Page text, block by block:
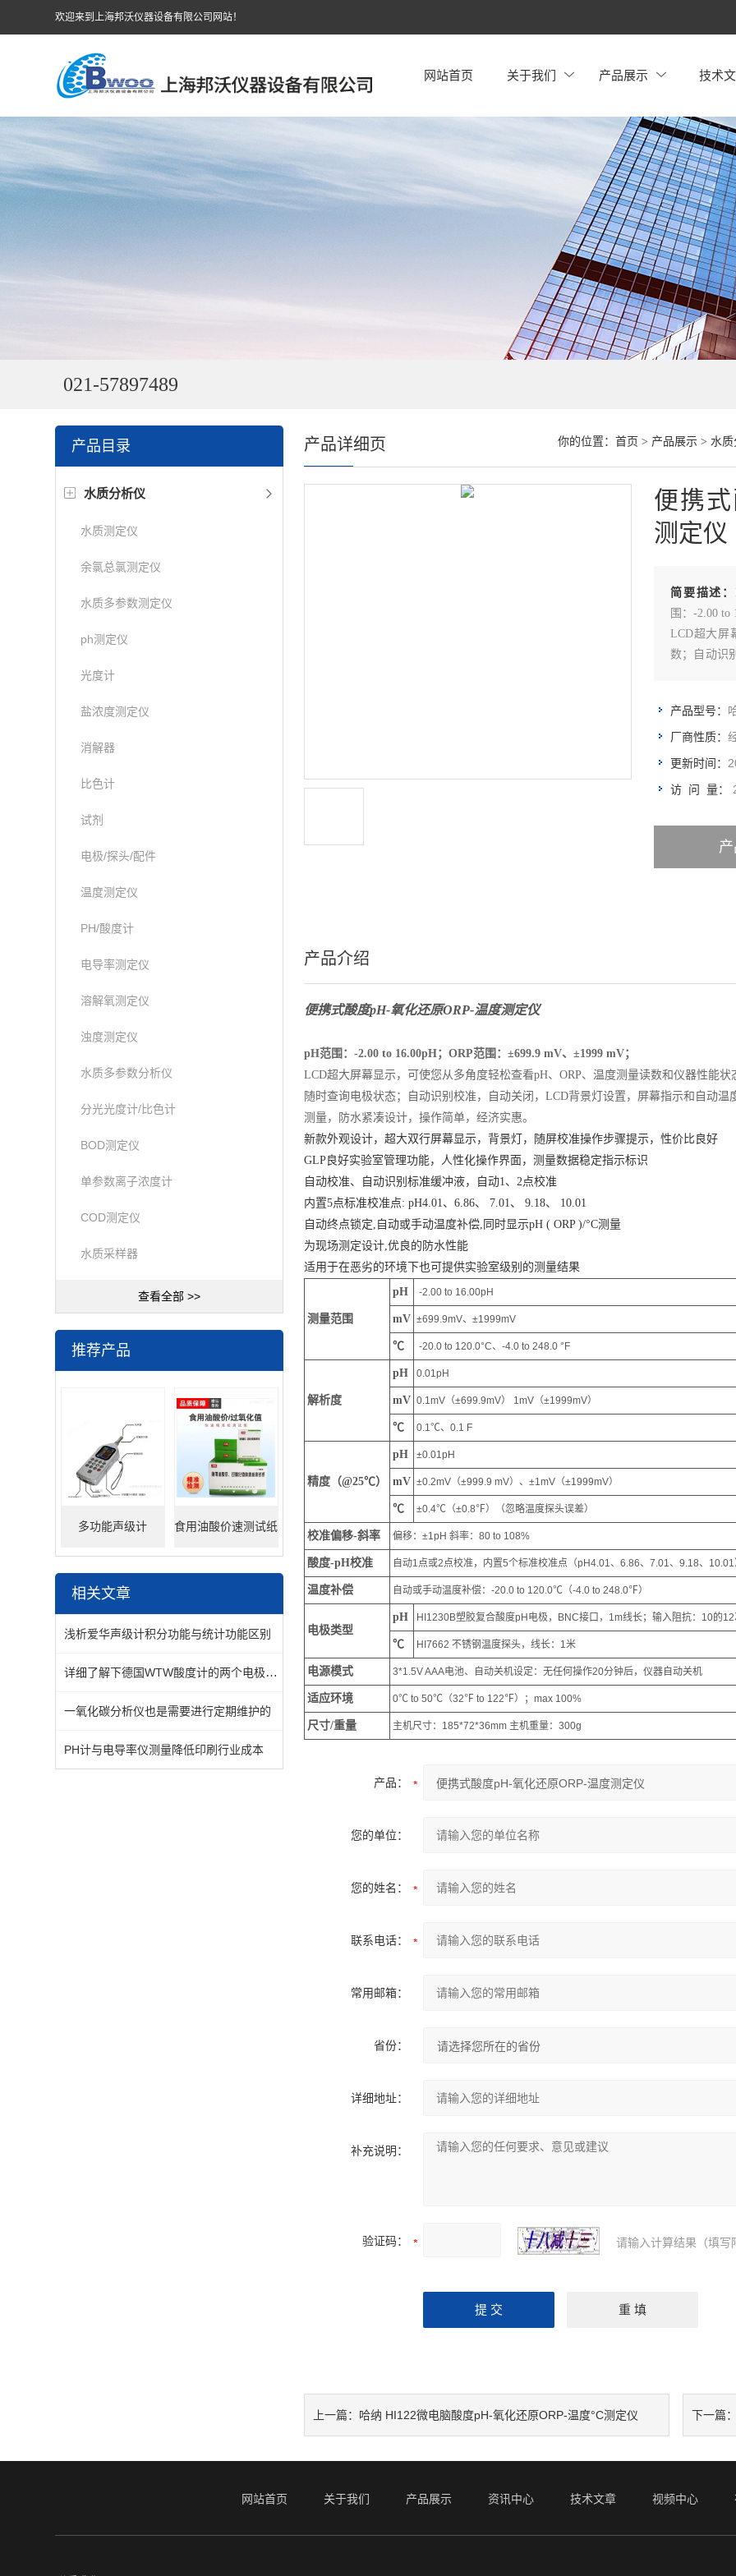
欢迎来到上海邦沃仪器设备有限公司网站！
网站首页 关于我们 产品展示 技术
021-57897489
产品目录
水质分析仪
水质测定仪
余氯总氯测定仪
水质多参数测定仪
ph测定仪
光度计
盐浓度测定仪
消解器
比色计
试剂
电极/探头/配件
温度测定仪
PH/酸度计
电导率测定仪
溶解氧测定仪
浊度测定仪
水质多参数分析仪
分光光度计/比色计
BOD测定仪
单参数离子浓度计
COD测定仪
水质采样器
查看全部 >>
推荐产品
多功能声级计 食用油酸价速测试纸
相关文章
浅析爱华声级计积分功能与统计功能区别
详细了解下德国WTW酸度计的两个电极和一个电计
一氧化碳分析仪也是需要进行定期维护的
PH计与电导率仪测量降低印刷行业成本
你的位置： 首页 > 产品展示> 水质
产品详细页
便携
测定仪
简要描述：
围：-2.00 to
LCD超大屏
数；自动识
产品型号：
厂商性质：
更新时间：
访 问 量：
产品介绍
便携式酸度pH-氧化还原ORP-温度测定仪
pH范围：-2.00 to 16.00pH；ORP范围：±699.9 mV、±1999 mV；
LCD超大屏幕显示，可使您从多角度轻松查看pH、ORP、温度测量读数和仪器性能
随时查询电极状态；自动识别校准，自动关闭，LCD背景灯设置，屏幕指示和自动
测量，防水紧凑设计，操作简单，经济实惠。
新款外观设计，超大双行屏幕显示，背景灯，随屏校准操作步骤提示，性价比良好
GLP良好实验室管理功能，人性化操作界面，测量数据稳定指示标识
自动校准、自动识别标准缓冲液，自动1、2点校准
内置5点标准校准点: pH4.01、6.86、 7.01、 9.18、 10.01
自动终点锁定,自动或手动温度补偿,同时显示pH ( ORP )/°C测量
为现场测定设计,优良的防水性能
适用于在恶劣的环境下也可提供实验室级别的测量结果
测量范围
pH -2.00 to 16.00pH
mV ±699.9mV、±1999mV
℃ -20.0 to 120.0°C、-4.0 to 248.0 °F
解析度
pH 0.01pH
mV 0.1mV（±699.9mV） 1mV（±1999mV）
℃ 0.1℃、0.1 F
精度（@25℃）
pH ±0.01pH
mV ±0.2mV（±999.9 mV）、±1mV（±1999mV）
℃ ±0.4℃（±0.8℉）（忽略温度探头误差）
校准偏移-斜率 偏移：±1pH 斜率：80 to 108%
酸度-pH校准 自动1点或2点校准，内置5个标准校准点（pH4.01、6.86、7.01、9.18、10.01
温度补偿 自动或手动温度补偿：-20.0 to 120.0℃（-4.0 to 248.0℉）
电极类型
pH HI1230B塑胶复合酸度pH电极，BNC接口，1m线长；输入阻抗：10的
℃ HI7662 不锈钢温度探头，线长：1米
电源模式 3*1.5V AAA电池、自动关机设定：无任何操作20分钟后，仪器自动关机
适应环境 0℃ to 50℃（32℉ to 122℉）；max 100%
尺寸/重量 主机尺寸：185*72*36mm 主机重量：300g
产品：
您的单位：
您的姓名：
联系电话：
常用邮箱：
省份：
详细地址：
补充说明：
验证码： 请输入计算结果（填写
上一篇： 哈纳 HI122微电脑酸度pH-氧化还原ORP-温度°C测定仪 下一篇：
网站首页 关于我们 产品展示 资讯中心 技术文章 视频中心